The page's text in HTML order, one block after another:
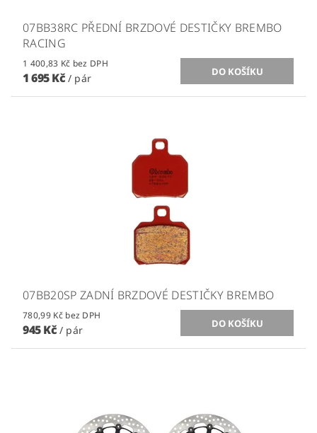
07BB38RC PŘEDNÍ BRZDOVÉ DESTIČKY BREMBO
RACING
1 400,83 Kč bez DPH
1 695 Kč / pár
07BB20SP ZADNÍ BRZDOVÉ DESTIČKY BREMBO
780,99 Kč bez DPH
945 Kč / pár